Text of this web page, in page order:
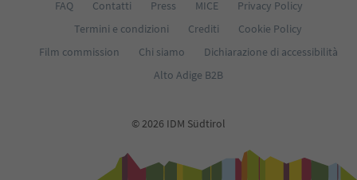
FAQ Contatti Press MICE
Privacy Policy
Termini e condizioni
Crediti
Cookie Policy
Film commission
Chi siamo
Dichiarazione di accessibilità
Alto Adige B2B
© 2026 IDM Südtirol